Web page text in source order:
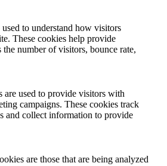
to understand how visitors
These cookies help provide
number of visitors, bounce rate,
are used to provide visitors with
campaigns. These cookies track
and collect information to provide
are those that are being analyzed